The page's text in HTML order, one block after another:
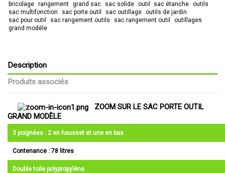
bricolage rangement grand sac sac solide outil sac étanche outils
sac multifonction
sac porte outil sac outillage outils de jardin
sac pour outil
sac rangement outils sac rangement outil
outillages
grand modèle
Description
Produits associés
ZOOM SUR LE SAC PORTE OUTIL
GRAND MODÈLE
3 poignées : 2 en hausset et une en bas
Contenance : 78 litres
Double toile polypropylène